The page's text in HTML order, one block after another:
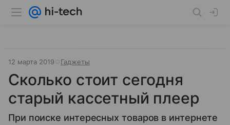
12 марта 2019 Гаджеты
Сколько стоит сегодня
старый кассетный плеер
При поиске интересных товаров в интернете